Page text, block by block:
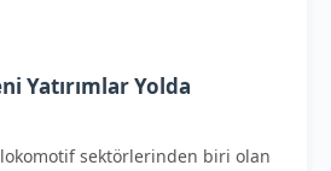
Yatırımlar Yolda
sektörlerinden biri olan